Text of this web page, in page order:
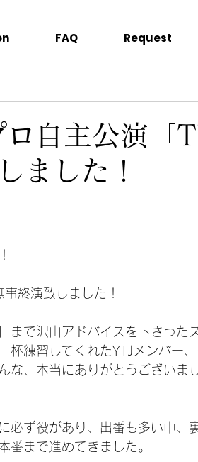
FAQ Request
ロ自主公演「
ました！
終演致しました！
まで沢山アドバイスを下さった
杯練習してくれたYTJメンバー
な、本当にありがとうございま
必ず役があり、出番も多い中、
番まで進めてきました。